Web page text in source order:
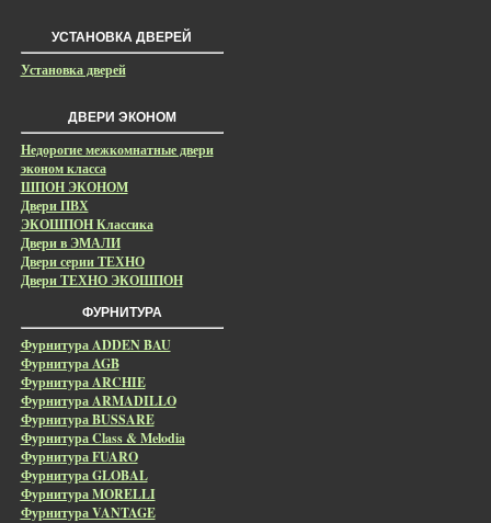
УСТАНОВКА ДВЕРЕЙ
Установка дверей
ДВЕРИ ЭКОНОМ
Недорогие межкомнатные двери
эконом класса
ШПОН ЭКОНОМ
Двери ПВХ
ЭКОШПОН Классика
Двери в ЭМАЛИ
Двери серии ТЕХНО
Двери ТЕХНО ЭКОШПОН
ФУРНИТУРА
Фурнитура ADDEN BAU
Фурнитура AGB
Фурнитура ARCHIE
Фурнитура ARMADILLO
Фурнитура BUSSARE
Фурнитура Class & Melodia
Фурнитура FUARO
Фурнитура GLOBAL
Фурнитура MORELLI
Фурнитура VANTAGE